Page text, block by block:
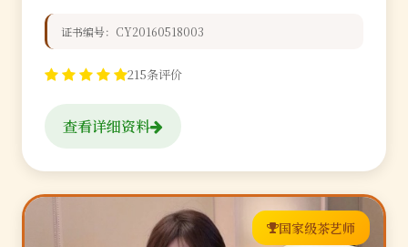
证书编号：CY20160518003
215条评价
查看详细资料
国家级茶艺师